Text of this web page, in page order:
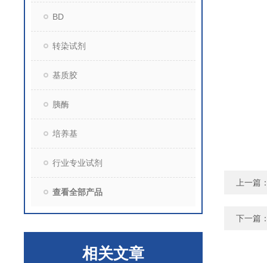
BD
转染试剂
基质胶
胰酶
培养基
行业专业试剂
查看全部产品
相关文章
上一篇
下一篇